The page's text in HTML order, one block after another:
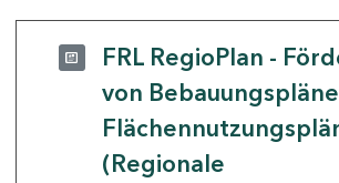
FRL RegioPlan -
von
(Regionale